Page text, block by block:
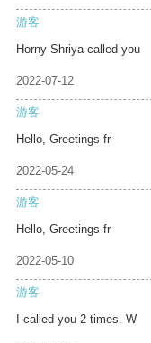
游客
Horny Shriya called you
2022-07-12
游客
Hello, Greetings fr
2022-05-24
游客
Hello, Greetings fr
2022-05-10
游客
I called you 2 times. W